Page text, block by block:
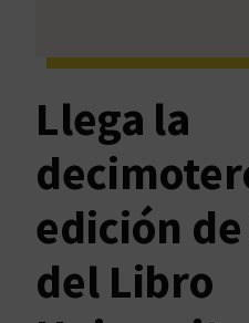
Llega la
edición
del Libro